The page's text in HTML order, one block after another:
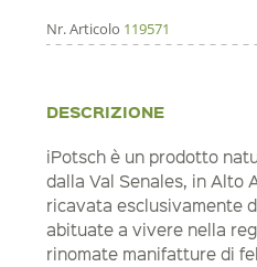
Nr. Articolo 119571
DESCRIZIONE
iPotsch è un prodotto
dalla Val Senales, in Alto
ricavata esclusivamente
abituate a vivere nella
rinomate manifatture di